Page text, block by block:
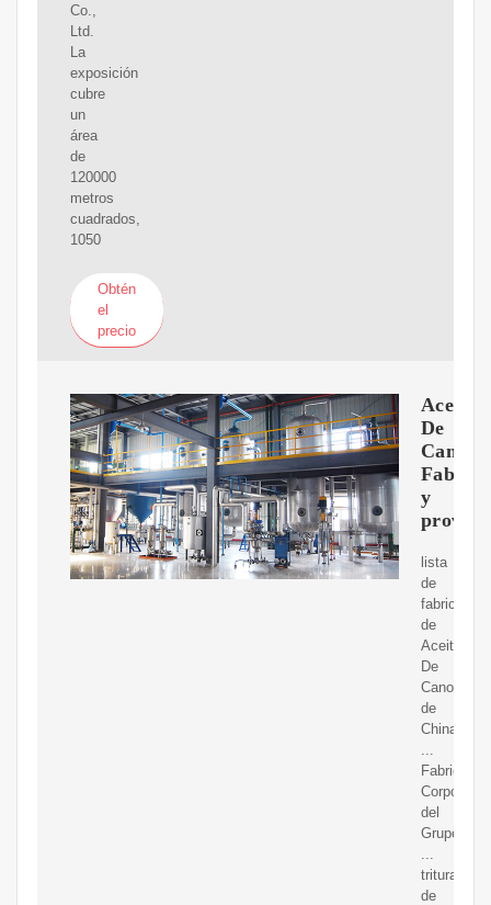
Co.,
Ltd.
La
exposición
cubre
un
área
de
120000
metros
cuadrados,
1050
Obtén
el
precio
Aceite
De
Canola
y
lista
de
fabricantes
de
Aceite
De
Canola
de
China,
del
Grupo
trituradora
de